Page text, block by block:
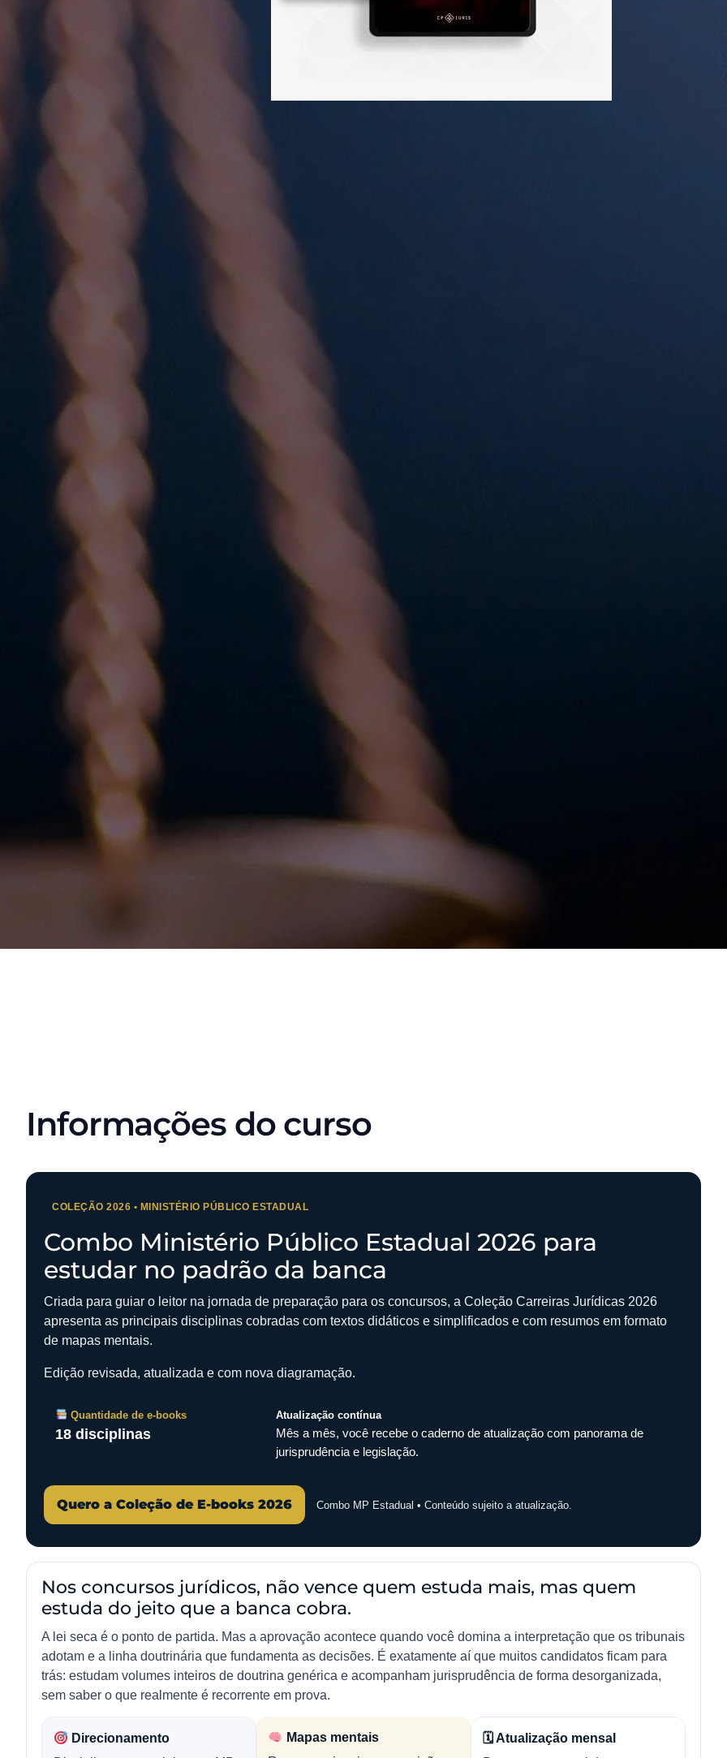
Informações do curso
COLEÇÃO 2026 • MINISTÉRIO PÚBLICO ESTADUAL
Combo Ministério Público Estadual 2026 para
estudar no padrão da banca
Criada para guiar o leitor na jornada de preparação para os concursos, a Coleção Carreiras Jurídicas 2026
apresenta as principais disciplinas cobradas com textos didáticos e simplificados e com resumos em formato
de mapas mentais.
Edição revisada, atualizada e com nova diagramação.
Quantidade de e-books
18 disciplinas
Atualização contínua
Mês a mês, você recebe o caderno de atualização com panorama de
jurisprudência e legislação.
Quero a Coleção de E-books 2026 Combo MP Estadual • Conteúdo sujeito a atualização.
Nos concursos jurídicos, não vence quem estuda mais, mas quem
estuda do jeito que a banca cobra.
A lei seca é o ponto de partida. Mas a aprovação acontece quando você domina a interpretação que os tribunais
adotam e a linha doutrinária que fundamenta as decisões. É exatamente aí que muitos candidatos ficam para
trás: estudam volumes inteiros de doutrina genérica e acompanham jurisprudência de forma desorganizada,
sem saber o que realmente é recorrente em prova.
Direcionamento
Mapas mentais
🗓 Atualização mensal